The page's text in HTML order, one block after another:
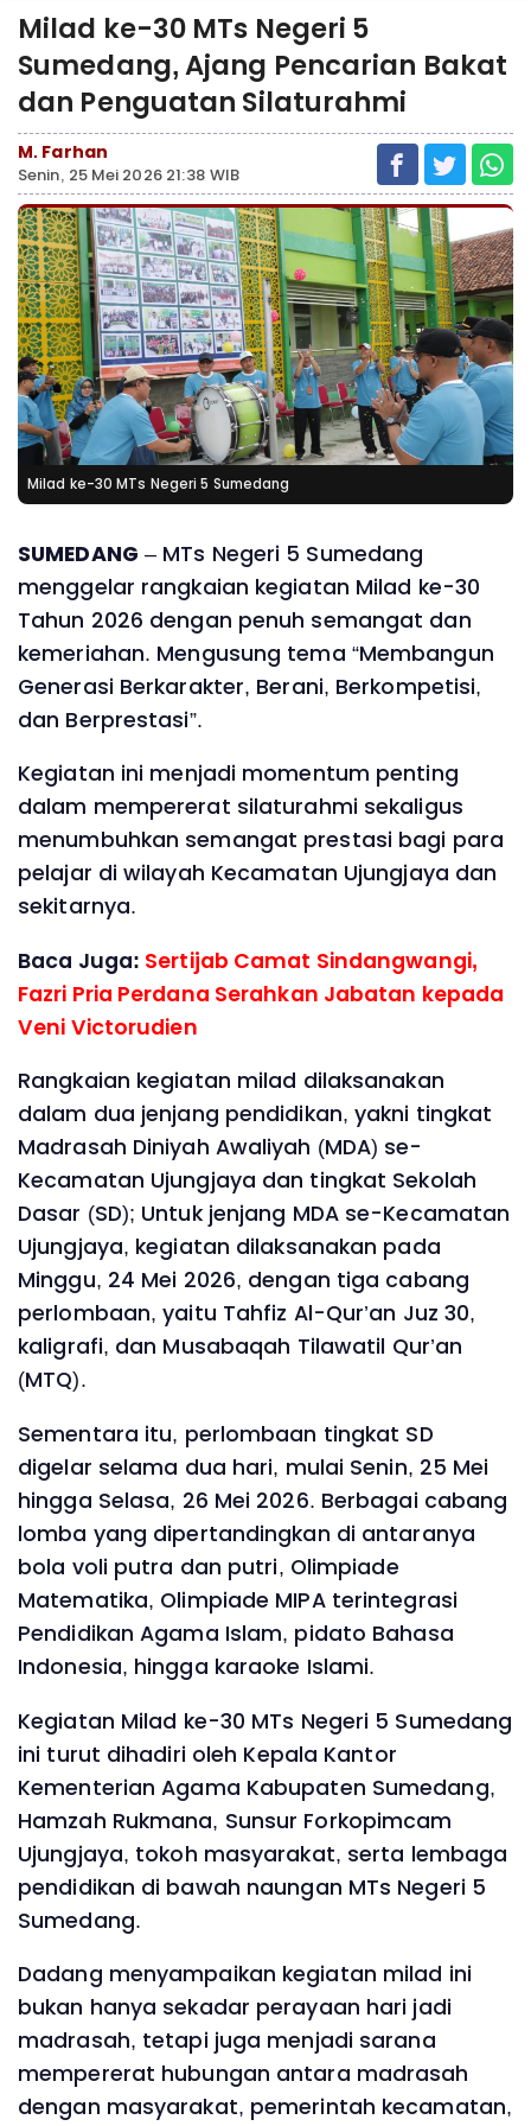
Milad ke-30 MTs Negeri 5
Sumedang, Ajang Pencarian Bakat
dan Penguatan Silaturahmi
M. Farhan
Senin, 25 Mei 2026 21:38 WIB
Milad ke-30 MTs Negeri 5 Sumedang
SUMEDANG – MTs Negeri 5 Sumedang
menggelar rangkaian kegiatan Milad ke-30
Tahun 2026 dengan penuh semangat dan
kemeriahan. Mengusung tema “Membangun
Generasi Berkarakter, Berani, Berkompetisi,
dan Berprestasi”.
Kegiatan ini menjadi momentum penting
dalam mempererat silaturahmi sekaligus
menumbuhkan semangat prestasi bagi para
pelajar di wilayah Kecamatan Ujungjaya dan
sekitarnya.
Baca Juga: Sertijab Camat Sindangwangi,
Fazri Pria Perdana Serahkan Jabatan kepada
Veni Victorudien
Rangkaian kegiatan milad dilaksanakan
dalam dua jenjang pendidikan, yakni tingkat
Madrasah Diniyah Awaliyah (MDA) se-
Kecamatan Ujungjaya dan tingkat Sekolah
Dasar (SD); Untuk jenjang MDA se-Kecamatan
Ujungjaya, kegiatan dilaksanakan pada
Minggu, 24 Mei 2026, dengan tiga cabang
perlombaan, yaitu Tahfiz Al-Qur’an Juz 30,
kaligrafi, dan Musabaqah Tilawatil Qur’an
(MTQ).
Sementara itu, perlombaan tingkat SD
digelar selama dua hari, mulai Senin, 25 Mei
hingga Selasa, 26 Mei 2026. Berbagai cabang
lomba yang dipertandingkan di antaranya
bola voli putra dan putri, Olimpiade
Matematika, Olimpiade MIPA terintegrasi
Pendidikan Agama Islam, pidato Bahasa
Indonesia, hingga karaoke Islami.
Kegiatan Milad ke-30 MTs Negeri 5 Sumedang
ini turut dihadiri oleh Kepala Kantor
Kementerian Agama Kabupaten Sumedang,
Hamzah Rukmana, Sunsur Forkopimcam
Ujungjaya, tokoh masyarakat, serta lembaga
pendidikan di bawah naungan MTs Negeri 5
Sumedang.
Dadang menyampaikan kegiatan milad ini
bukan hanya sekadar perayaan hari jadi
madrasah, tetapi juga menjadi sarana
mempererat hubungan antara madrasah
dengan masyarakat, pemerintah kecamatan,